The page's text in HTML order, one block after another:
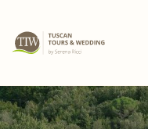
MENU
SCOPRI